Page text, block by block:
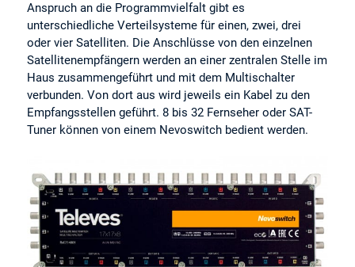
Anspruch an die Programmvielfalt gibt es
unterschiedliche Verteilsysteme für einen, zwei, drei
oder vier Satelliten. Die Anschlüsse von den einzelnen
Satellitenempfängern werden an einer zentralen Stelle im
Haus zusammengeführt und mit dem Multischalter
verbunden. Von dort aus wird jeweils ein Kabel zu den
Empfangsstellen geführt. 8 bis 32 Fernseher oder SAT-
Tuner können von einem Nevoswitch bedient werden.